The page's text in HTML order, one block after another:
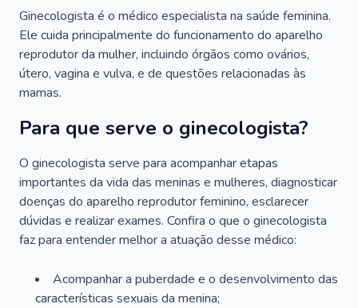
Ginecologista é o médico especialista na saúde feminina.
Ele cuida principalmente do funcionamento do aparelho
reprodutor da mulher, incluindo órgãos como ovários,
útero, vagina e vulva, e de questões relacionadas às
mamas.
Para que serve o ginecologista?
O ginecologista serve para acompanhar etapas
importantes da vida das meninas e mulheres, diagnosticar
doenças do aparelho reprodutor feminino, esclarecer
dúvidas e realizar exames. Confira o que o ginecologista
faz para entender melhor a atuação desse médico:
Acompanhar a puberdade e o desenvolvimento das
características sexuais da menina;